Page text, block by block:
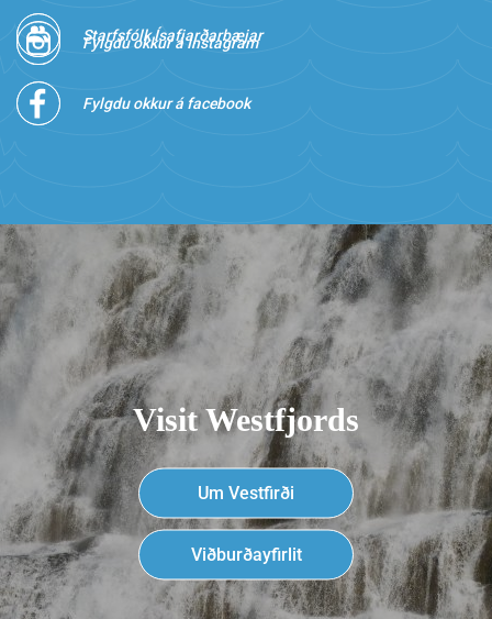
Fylgdu okkur á Instagram
Fylgdu okkur á facebook
Starfsfólk Ísafjarðarbæjar
Visit Westfjords
Um Vestfirði
Viðburðayfirlit